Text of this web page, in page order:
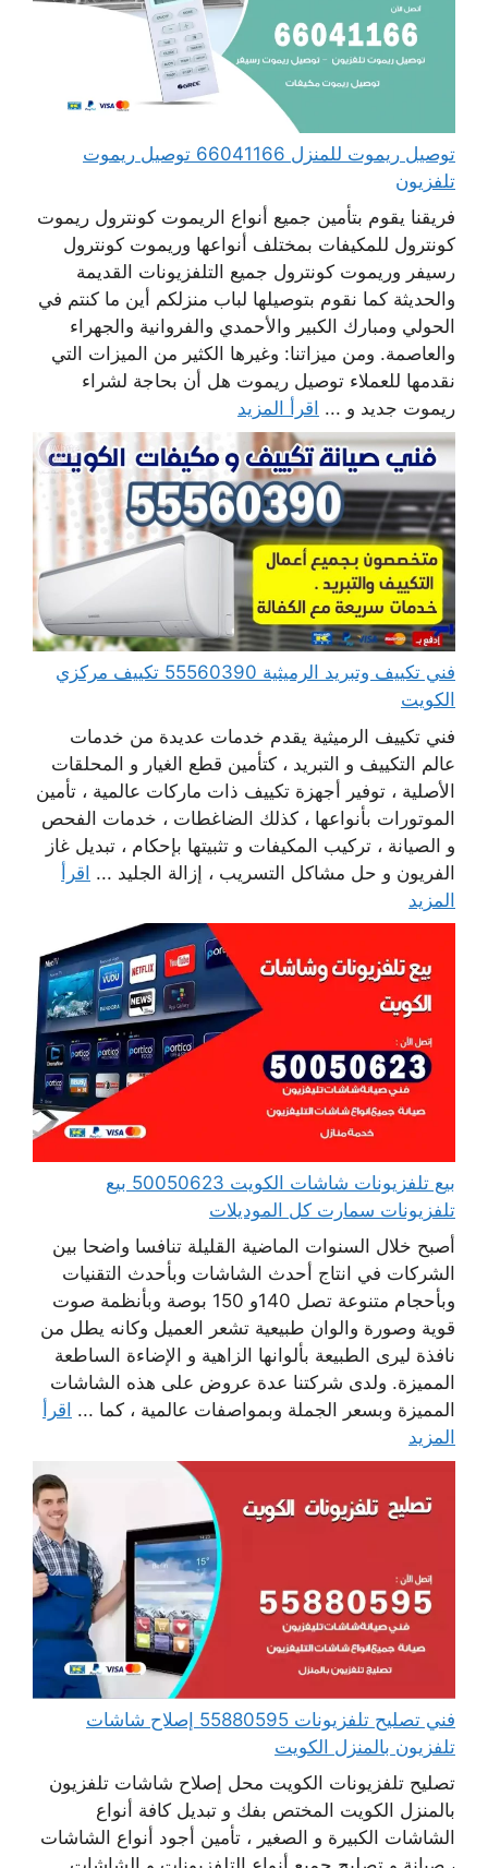
توصيل ريموت للمنزل 66041166 توصيل ريموت
تلفزيون
فريقنا يقوم بتأمين جميع أنواع الريموت كونترول ريموت
كونترول للمكيفات بمختلف أنواعها وريموت كونترول
رسيفر وريموت كونترول جميع التلفزيونات القديمة
والحديثة كما نقوم بتوصيلها لباب منزلكم أين ما كنتم في
الحولي ومبارك الكبير والأحمدي والفروانية والجهراء
والعاصمة. ومن ميزاتنا: وغيرها الكثير من الميزات التي
نقدمها للعملاء توصيل ريموت هل أن بحاجة لشراء
ريموت جديد و ... اقرأ المزيد
فني تكييف وتبريد الرميثية 55560390 تكييف مركزي
الكويت
فني تكييف الرميثية يقدم خدمات عديدة من خدمات
عالم التكييف و التبريد ، كتأمين قطع الغيار و المحلقات
الأصلية ، توفير أجهزة تكييف ذات ماركات عالمية ، تأمين
الموتورات بأنواعها ، كذلك الضاغطات ، خدمات الفحص
و الصيانة ، تركيب المكيفات و تثبيتها بإحكام ، تبديل غاز
الفريون و حل مشاكل التسريب ، إزالة الجليد ... اقرأ
المزيد
بيع تلفزيونات شاشات الكويت 50050623 بيع
تلفزيونات سمارت كل الموديلات
أصبح خلال السنوات الماضية القليلة تنافسا واضحا بين
الشركات في انتاج أحدث الشاشات وبأحدث التقنيات
وبأحجام متنوعة تصل 140و 150 بوصة وبأنظمة صوت
قوية وصورة والوان طبيعية تشعر العميل وكانه يطل من
نافذة ليرى الطبيعة بألوانها الزاهية و الإضاءة الساطعة
المميزة. ولدى شركتنا عدة عروض على هذه الشاشات
المميزة وبسعر الجملة وبمواصفات عالمية ، كما ... اقرأ
المزيد
فني تصليح تلفزيونات 55880595 إصلاح شاشات
تلفزيون بالمنزل الكويت
تصليح تلفزيونات الكويت محل إصلاح شاشات تلفزيون
بالمنزل الكويت المختص بفك و تبديل كافة أنواع
الشاشات الكبيرة و الصغير ، تأمين أجود أنواع الشاشات